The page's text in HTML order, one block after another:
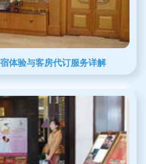
体验与客房代订服务详解